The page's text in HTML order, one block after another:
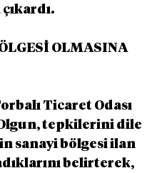
OLMASINA
Ticaret Odası
tepkilerini dile
sanayi bölgesi ilan
belirterek,